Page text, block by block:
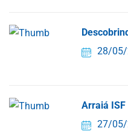
28/
Arraiá ISF
27/